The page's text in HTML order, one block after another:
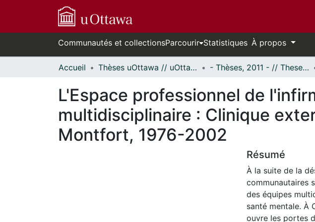
Communautés et collectionsParcourir Statistiques À propos
Accueil Thèses uOttawa // uOttawa Theses - Thèses, 2011 - // Theses, 2011 -
L'Espace professionnel de
multidisciplinaire : Clinique
Montfort, 1976-2002
Résumé
À la suite de la
communautaires
des équipes
santé mentale. À
ouvre les portes